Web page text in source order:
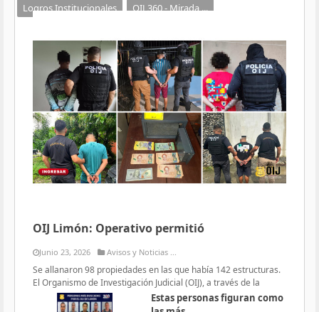
Logros Institucionales
OIJ 360 - Mirada ...
OIJ Limón: Operativo permitió
Junio 23, 2026 Avisos y Noticias ...
Se allanaron 98 propiedades en las que había 142 estructuras.
El Organismo de Investigación Judicial (OIJ), a través de la
Estas personas figuran como